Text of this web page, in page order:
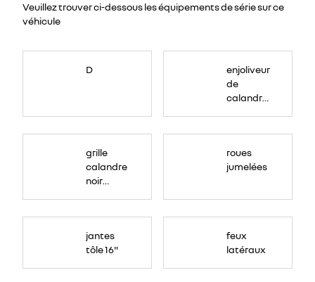
Veuillez trouver ci-dessous les équipements de série sur ce
véhicule
D
enjoliveur
de
calandre
grille
calandre
noir
roues
jumelées
jantes
tôle 16"
feux
latéraux